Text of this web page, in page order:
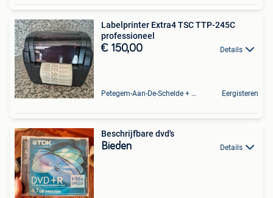
Labelprinter Extra4 TSC TTP-245C
professioneel
€ 150,00 Details
Petegem-Aan-De-Schelde + Deel Van Oudenaarde Eergisteren
Beschrijfbare dvd's
Bieden Details